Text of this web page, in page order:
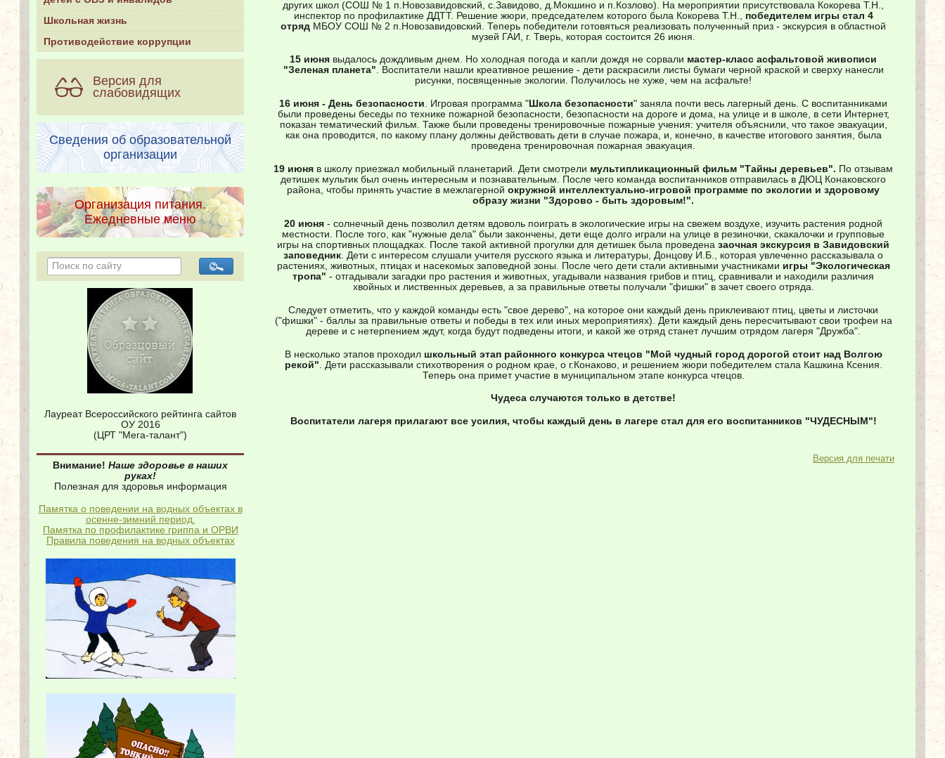
Школьная жизнь
Противодействие коррупции
Версия для
слабовидящих
Сведения об образовательной
организации
Организация питания.
Ежедневные меню
Лауреат Всероссийского рейтинга сайтов
ОУ 2016
(ЦРТ "Мега-талант")
Внимание! Наше здоровье в наших
руках!
Полезная для здоровья информация
Памятка о поведении на водных объектах в
осенне-зимний период.
Памятка по профилактике гриппа и ОРВИ
Правила поведения на водных объектах
других школ (СОШ № 1 п.Новозавидовский, с.Завидово, д.Мокшино и п.Козлово). На мероприятии присутствовала Кокорева Т.Н.,
инспектор по профилактике ДДТТ. Решение жюри, председателем которого была Кокорева Т.Н., победителем игры стал 4
отряд МБОУ СОШ № 2 п.Новозавидовский. Теперь победители готовяться реализовать полученный приз - экскурсия в областной
музей ГАИ, г. Тверь, которая состоится 26 июня.
15 июня выдалось дождливым днем. Но холодная погода и капли дождя не сорвали мастер-класс асфальтовой живописи
"Зеленая планета". Воспитатели нашли креативное решение - дети раскрасили листы бумаги черной краской и сверху нанесли
рисунки, посвященные экологии. Получилось не хуже, чем на асфальте!
16 июня - День безопасности. Игровая программа " Школа безопасности" заняла почти весь лагерный день. С воспитанниками
были проведены беседы по технике пожарной безопасности, безопасности на дороге и дома, на улице и в школе, в сети Интернет,
показан тематический фильм. Также были проведены тренировочные пожарные учения: учителя объяснили, что такое эвакуации,
как она проводится, по какому плану должны действовать дети в случае пожара, и, конечно, в качестве итогового занятия, была
проведена тренировочная пожарная эвакуация.
19 июня в школу приезжал мобильный планетарий. Дети смотрели мультипликационный фильм "Тайны деревьев". По отзывам
детишек мультик был очень интересным и познавательным. После чего команда воспитанников отправилась в ДЮЦ Конаковского
района, чтобы принять участие в межлагерной окружной интеллектуально-игровой программе по экологии и здоровому
образу жизни "Здорово - быть здоровым!".
20 июня - солнечный день позволил детям вдоволь поиграть в экологические игры на свежем воздухе, изучить растения родной
местности. После того, как "нужные дела" были закончены, дети еще долго играли на улице в резиночки, скакалочки и групповые
игры на спортивных площадках. После такой активной прогулки для детишек была проведена заочная экскурсия в Завидовский
заповедник . Дети с интересом слушали учителя русского языка и литературы, Донцову И.Б., которая увлеченно рассказывала о
растениях, животных, птицах и насекомых заповедной зоны. После чего дети стали активными участниками игры "Экологическая
тропа" - отгадывали загадки про растения и животных, угадывали названия грибов и птиц, сравнивали и находили различия
хвойных и лиственных деревьев, а за правильные ответы получали "фишки" в зачет своего отряда.
Следует отметить, что у каждой команды есть "свое дерево", на которое они каждый день приклеивают птиц, цветы и листочки
("фишки" - баллы за правильные ответы и победы в тех или иных мероприятиях). Дети каждый день пересчитывают свои трофеи на
дереве и с нетерпением ждут, когда будут подведены итоги, и какой же отряд станет лучшим отрядом лагеря "Дружба".
В несколько этапов проходил школьный этап районного конкурса чтецов "Мой чудный город дорогой стоит над Волгою
рекой" . Дети рассказывали стихотворения о родном крае, о г.Конаково, и решением жюри победителем стала Кашкина Ксения.
Теперь она примет участие в муниципальном этапе конкурса чтецов.
Чудеса случаются только в детстве!
Воспитатели лагеря прилагают все усилия, чтобы каждый день в лагере стал для его воспитанников "ЧУДЕСНЫМ"!
Версия для печати